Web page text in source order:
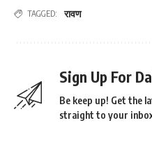
TAGGED: रावण
Sign Up For
Be keep up! Get the
straight to your